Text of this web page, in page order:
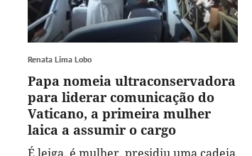
Renata Lima Lobo
Papa nomeia ultraconservadora
para liderar comunicação do
Vaticano, a primeira mulher
laica a assumir o cargo